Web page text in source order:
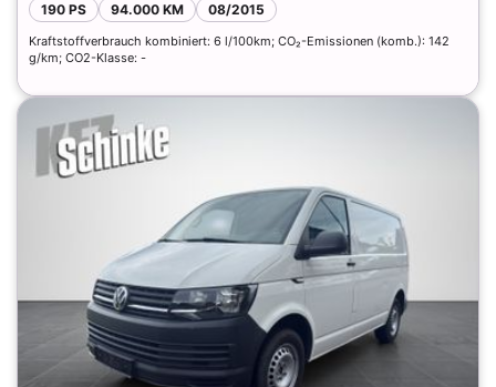
190 PS 94.000 KM 08/2015
Kraftstoffverbrauch kombiniert: 6 l/100km; CO₂-Emissionen (komb.): 142
g/km; CO2-Klasse: -